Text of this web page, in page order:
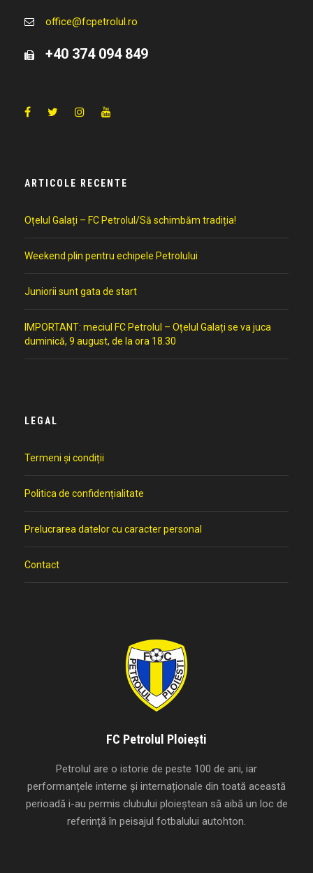
office@fcpetrolul.ro
+40 374 094 849
ARTICOLE RECENTE
Oțelul Galați – FC Petrolul/Să schimbăm tradiția!
Weekend plin pentru echipele Petrolului
Juniorii sunt gata de start
IMPORTANT: meciul FC Petrolul – Oțelul Galați se va juca
duminică, 9 august, de la ora 18.30
LEGAL
Termeni și condiții
Politica de confidențialitate
Prelucrarea datelor cu caracter personal
Contact
FC Petrolul Ploiești
Petrolul are o istorie de peste 100 de ani, iar
performanțele interne și internaționale din toată această
perioadă i-au permis clubului ploieștean să aibă un loc de
referință în peisajul fotbalului autohton.